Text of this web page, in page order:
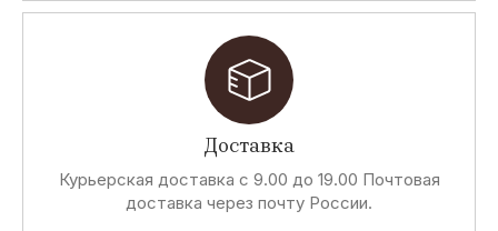
Доставка
Курьерская доставка с 9.00 до 19.00 Почтовая
доставка через почту России.